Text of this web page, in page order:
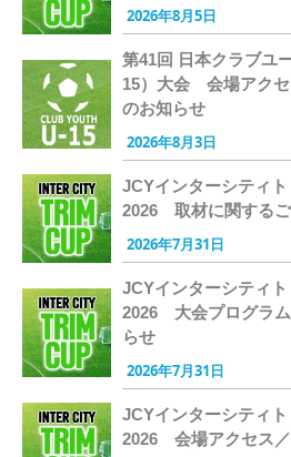
2026年8月5日
第41回 日本クラブユ
15）大会 会場アクセ
のお知らせ
2026年8月3日
JCYインターシティト
2026 取材に関する
2026年7月31日
JCYインターシティト
2026 大会プログラ
らせ
2026年7月31日
JCYインターシティト
2026 会場アクセス